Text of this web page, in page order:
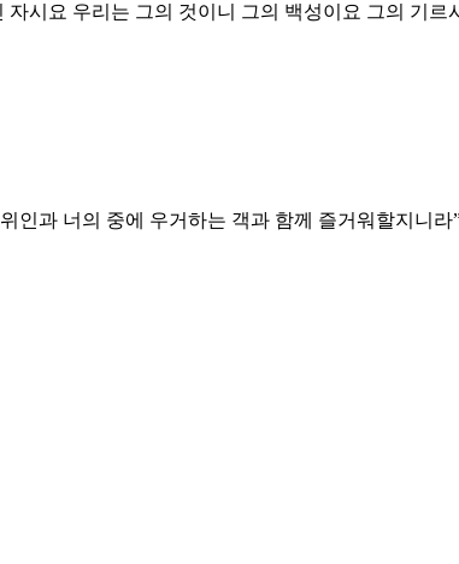
시요 우리는 그의 것이니 그의 백성이요 그의 기르
인과 너의 중에 우거하는 객과 함께 즐거워할지니라